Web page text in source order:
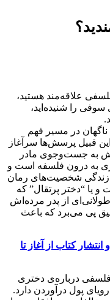
علاقه‌مند هستید،
سوفی را شنیده‌‌اید،
ناگهان در مسیر فهم
قبیل پرسش‌ها سرآغاز
به جست‌وجوی مادر
به درون فلسفه است و
زندگی شخصیت‌های رمان
یا “دختر پرتقال” که
از پدر مرده‌اش
پی می‌برد که باعث
کتاب از آغاز تا
درباره‌ی دختری
پول درآوردن دارد.